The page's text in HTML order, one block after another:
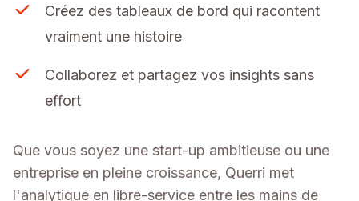
Créez des tableaux de bord qui racontent
vraiment une histoire
Collaborez et partagez vos insights sans
effort
Que vous soyez une start-up ambitieuse ou une
entreprise en pleine croissance, Querri met
l'analytique en libre-service entre les mains de